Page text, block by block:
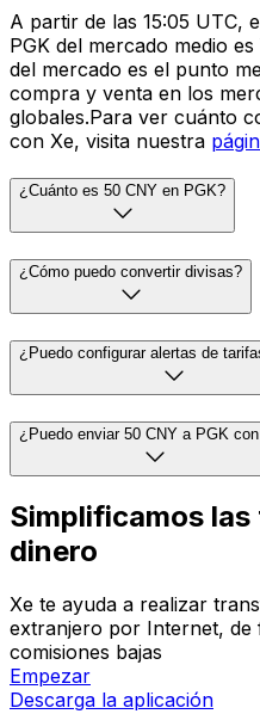
A partir de las 15:05 UTC,
PGK del mercado medio
del mercado es el punto
compra y venta en los
globales.Para ver cuánto
con Xe, visita nuestra
¿Cuánto es 50 CNY en PGK?
¿Cómo puedo convertir divisas?
¿Puedo configurar alertas de
¿Puedo enviar 50 CNY a PGK
Simplificamos
dinero
Xe te ayuda a realizar
extranjero por Internet, de
comisiones bajas
Empezar
Descarga la aplicación